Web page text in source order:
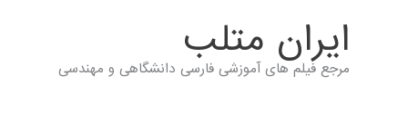
ايران متلب
مرجع فیلم های آموزشی فارسی دانشگاهی و مهندسی